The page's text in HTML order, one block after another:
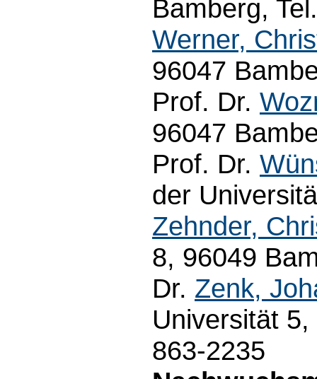
Bamberg,
Werner,
96047
Prof. Dr.
96047
Prof. Dr.
der
Zehnder,
8, 96049
Dr. Zenk,
Universität
863-2235